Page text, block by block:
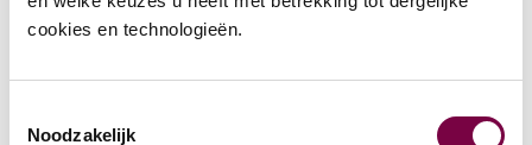
cookies en technologieën.
Noodzakelijk